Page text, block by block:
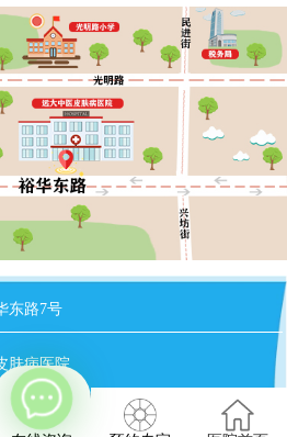
东路7号
肤病医院
号-20